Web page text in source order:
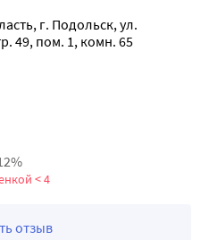
прекрасно питает,
предотвращает
процесс
кожи.
г. Подольск, ул.
49, пом. 1, комн. 65
< 4
отзыв